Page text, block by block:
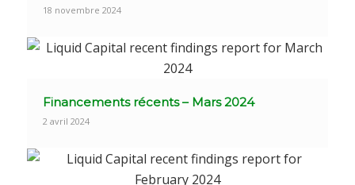
18 novembre 2024
Financements récents – Mars 2024
2 avril 2024